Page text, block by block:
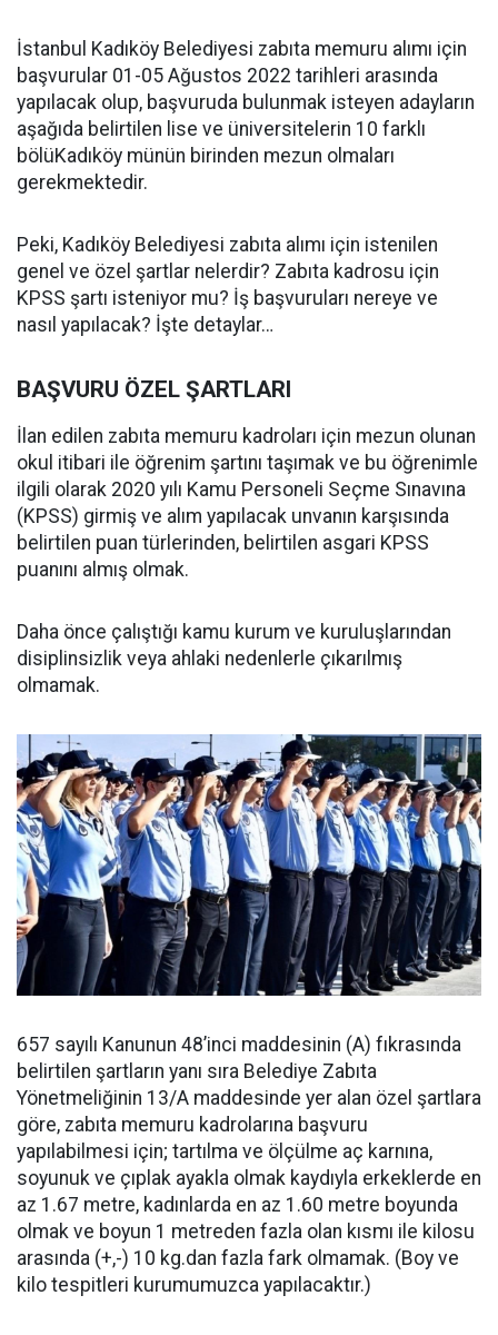
İstanbul Kadıköy Belediyesi zabıta memuru alımı için
başvurular 01-05 Ağustos 2022 tarihleri arasında
yapılacak olup, başvuruda bulunmak isteyen adayların
aşağıda belirtilen lise ve üniversitelerin 10 farklı
bölüKadıköy münün birinden mezun olmaları
gerekmektedir.
Peki, Kadıköy Belediyesi zabıta alımı için istenilen
genel ve özel şartlar nelerdir? Zabıta kadrosu için
KPSS şartı isteniyor mu? İş başvuruları nereye ve
nasıl yapılacak? İşte detaylar…
BAŞVURU ÖZEL ŞARTLARI
İlan edilen zabıta memuru kadroları için mezun olunan
okul itibari ile öğrenim şartını taşımak ve bu öğrenimle
ilgili olarak 2020 yılı Kamu Personeli Seçme Sınavına
(KPSS) girmiş ve alım yapılacak unvanın karşısında
belirtilen puan türlerinden, belirtilen asgari KPSS
puanını almış olmak.
Daha önce çalıştığı kamu kurum ve kuruluşlarından
disiplinsizlik veya ahlaki nedenlerle çıkarılmış
olmamak.
657 sayılı Kanunun 48’inci maddesinin (A) fıkrasında
belirtilen şartların yanı sıra Belediye Zabıta
Yönetmeliğinin 13/A maddesinde yer alan özel şartlara
göre, zabıta memuru kadrolarına başvuru
yapılabilmesi için; tartılma ve ölçülme aç karnına,
soyunuk ve çıplak ayakla olmak kaydıyla erkeklerde en
az 1.67 metre, kadınlarda en az 1.60 metre boyunda
olmak ve boyun 1 metreden fazla olan kısmı ile kilosu
arasında (+,-) 10 kg.dan fazla fark olmamak. (Boy ve
kilo tespitleri kurumumuzca yapılacaktır.)